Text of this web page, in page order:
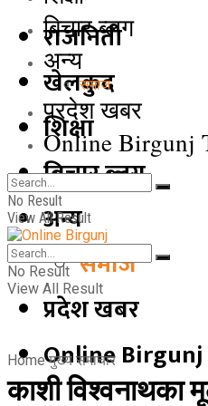
राजनिती
खेलकुद
शिक्षा
बिचार ब्लग
अन्य
समाज
प्रदेश खबर
Online
बिचार ब्लग
अन्य
समाज
प्रदेश खबर
Online Birgunj
No Result
View All Result
No Result
View All Result
Home मुख्य समाचार
काशी विश्वनाथका